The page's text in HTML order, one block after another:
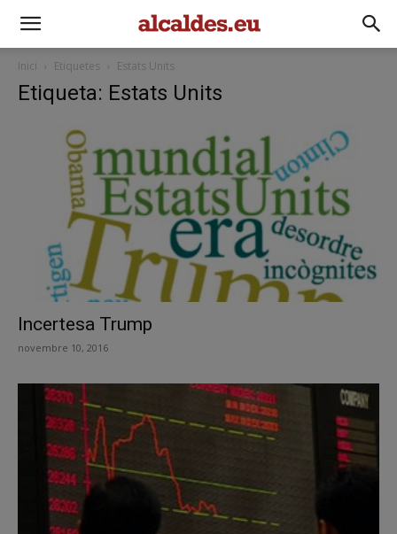
Inici Etiquetes Estats Units
Etiqueta: Estats Units
Incertesa Trump
novembre 10, 2016